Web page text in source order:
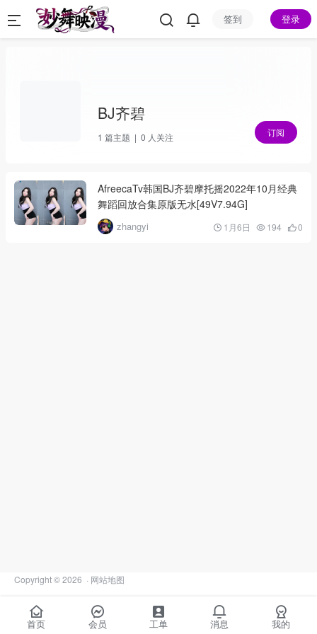
签到 登录
BJ齐碧
1 篇主题 | 0 人关注 订阅
AfreecaTv韩国BJ齐碧摩托摇2022年10月经典
舞蹈回放合集原版无水[49V7.94G]
zhangyi 1月6日 194 0
Copyright © 2026 · 网站地图
首页 会员 工单 消息 我的